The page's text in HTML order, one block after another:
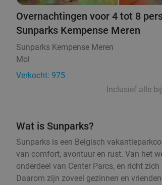
Overnachtingen voor 4 tot 8
Sunparks Kempense Meren
Sunparks Kempense Meren
Mol
Verkocht: 975
Inclusief alle
Wat is Sunparks?
Sunparks is een Belgisch
van comfort, avontuur en rust. Van het
onderdeel van Center Parcs, en richt
Daarom zijn zoveel gezinnen en